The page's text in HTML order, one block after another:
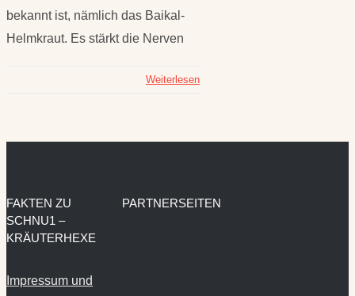
bekannt ist, nämlich das Baikal-
Helmkraut. Es stärkt die Nerven
Weiterlesen
FAKTEN ZU
SCHNU1 –
KRÄUTERHEXE
Impressum und
PARTNERSEITEN